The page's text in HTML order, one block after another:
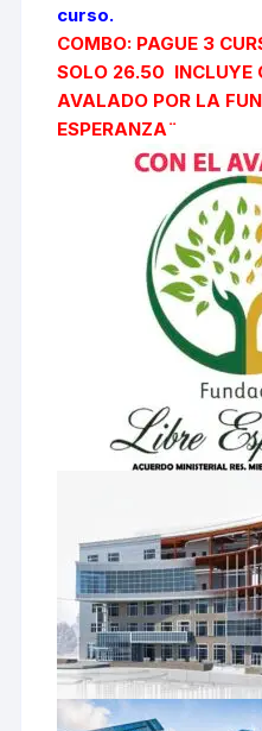
curso.
COMBO: PAGUE 3
SOLO 26.50 INCLUYE
AVALADO POR LA
ESPERANZA¨